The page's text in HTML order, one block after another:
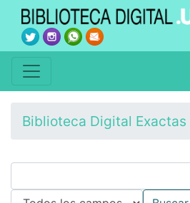
Biblioteca Digital Exactas